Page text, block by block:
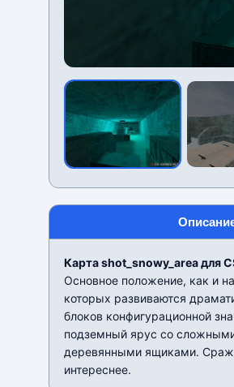
Карта shot_snowy_area для
Основное положение, как и
которых развиваются
блоков конфигурационной
подземный ярус со
деревянными ящиками.
интереснее.